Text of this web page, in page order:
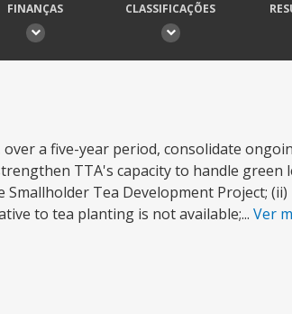
FINANÇAS CLASSIFICAÇÕES
a five-year period, consolidate
TTA's capacity to handle green
Tea Development Project;
to tea planting is not available;... Ver